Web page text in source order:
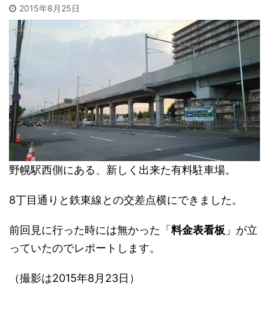
2015年8月25日
野幌駅西側にある、新しく出来た有料駐車場。
8丁目通りと鉄東線との交差点横にできました。
前回見に行った時には無かった「 料金表看板 」が立
っていたのでレポートします。
（撮影は2015年8月23日）